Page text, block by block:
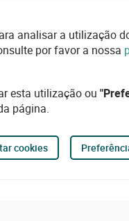
analisar a utilização
por favor a nossa
esta utilização ou
página.
cookies